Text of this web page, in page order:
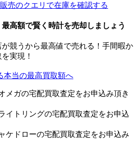
売のクエリで在庫を確認する
最高額で賢く時計を売却しましょう
競うから最高値で売れる！手間暇か
実現！
本当の最高買取額へ
メガの宅配買取査定をお申込み頂き
イトリングの宅配買取査定をお申込
ケドローの宅配買取査定をお申込み